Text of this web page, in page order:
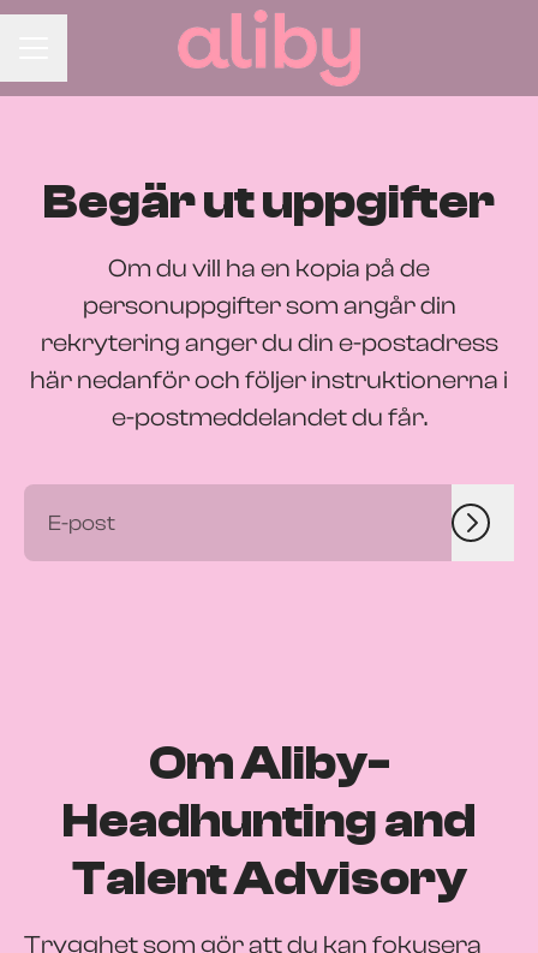
Begär ut uppgifter
Om du vill ha en kopia på de
personuppgifter som angår din
rekrytering anger du din e-postadress
här nedanför och följer instruktionerna i
e-postmeddelandet du får.
Om Aliby-
Headhunting and
Talent Advisory
Trygghet som gör att du kan fokusera